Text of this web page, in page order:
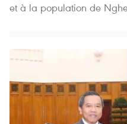
et à la population de